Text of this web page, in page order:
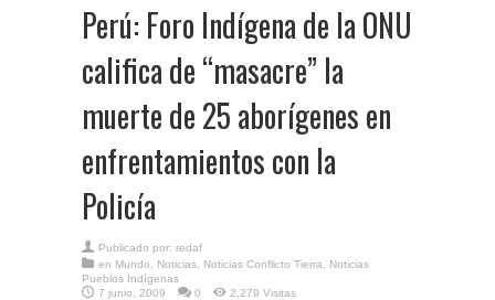
Perú: Foro Indígena de la ONU
califica de “masacre” la
muerte de 25 aborígenes en
enfrentamientos con la
Policía
Publicado por: redaf
en Mundo Noticias Noticias Conflicto Tierra
Noticias
Pueblos Indígenas
7 junio, 2009
0 2,279 Visitas